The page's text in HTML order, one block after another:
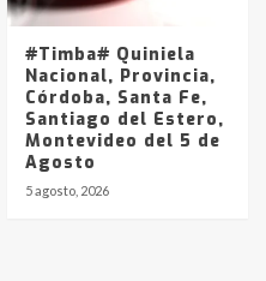
#Timba# Quiniela
Nacional, Provincia,
Córdoba, Santa Fe,
Santiago del Estero,
Montevideo del 5 de
Agosto
5 agosto, 2026